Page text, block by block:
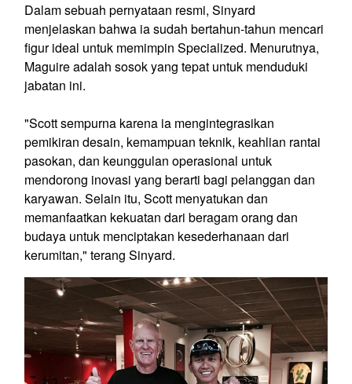
Dalam sebuah pernyataan resmi, Sinyard
menjelaskan bahwa ia sudah bertahun-tahun mencari
figur ideal untuk memimpin Specialized. Menurutnya,
Maguire adalah sosok yang tepat untuk menduduki
jabatan ini.
"Scott sempurna karena ia mengintegrasikan
pemikiran desain, kemampuan teknik, keahlian rantai
pasokan, dan keunggulan operasional untuk
mendorong inovasi yang berarti bagi pelanggan dan
karyawan. Selain itu, Scott menyatukan dan
memanfaatkan kekuatan dari beragam orang dan
budaya untuk menciptakan kesederhanaan dari
kerumitan," terang Sinyard.